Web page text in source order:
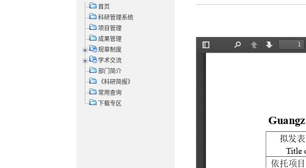
首页
科研管理系统
项目管理
成果管理
规章制度
学术交流
部门简介
《科研简报》
常用查询
下载专区